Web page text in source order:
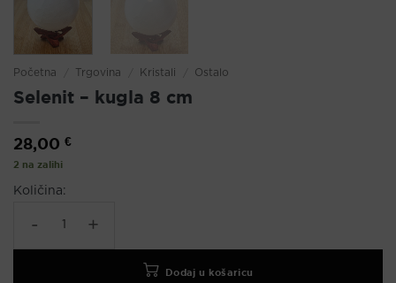
Početna Trgovina Kristali Ostalo
Selenit – kugla 8 cm
28,00 €
2 na zalihi
Količina:
Dodaj u košaricu